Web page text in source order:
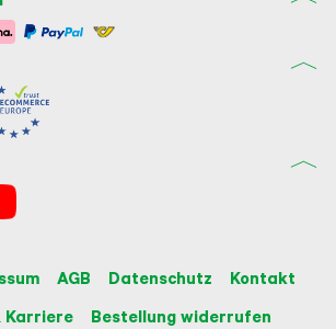
Blick
mit intelligenter Ultraschall-
für eine besonders
und Wasserlinie zuverlässig
und Aufstellpools bis 15 m
per App, WiFi und Bluetooth
mit nur 3–4 Stunden Ladezeit
für eine einfache Entnahme
für dauerhaft sauberes
AGB Datenschutz
Kontakt
Karriere
Bestellung widerrufen